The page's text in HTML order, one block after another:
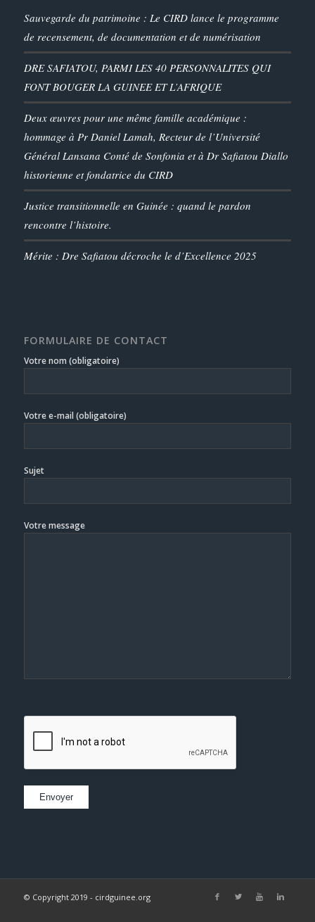
Sauvegarde du patrimoine : Le CIRD lance le programme
de recensement, de documentation et de numérisation
DRE SAFIATOU, PARMI LES 40 PERSONNALITES QUI
FONT BOUGER LA GUINEE ET L’AFRIQUE
Deux œuvres pour une même famille académique :
hommage à Pr Daniel Lamah, Recteur de l’Université
Général Lansana Conté de Sonfonia et à Dr Safiatou Diallo
historienne et fondatrice du CIRD
Justice transitionnelle en Guinée : quand le pardon
rencontre l’histoire.
Mérite : Dre Safiatou décroche le d’Excellence 2025
FORMULAIRE DE CONTACT
Votre nom (obligatoire)
Votre e-mail (obligatoire)
Sujet
Votre message
© Copyright 2019 - cirdguinee.org